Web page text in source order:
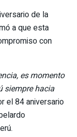
de la
a que esta
con
es momento
siempre hacia
el 84 aniversario